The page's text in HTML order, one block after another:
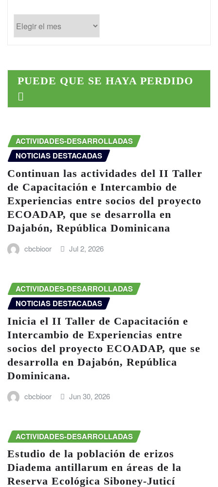
anteriores
PUEDE QUE SE HAYA PERDIDO
ACTIVIDADES-DESARROLLADAS
NOTICIAS DESTACADAS
Continuan las actividades del II Taller
de Capacitación e Intercambio de
Experiencias entre socios del proyecto
ECOADAP, que se desarrolla en
Dajabón, República Dominicana
cbcbioor Jul 2, 2026
ACTIVIDADES-DESARROLLADAS
NOTICIAS DESTACADAS
Inicia el II Taller de Capacitación e
Intercambio de Experiencias entre
socios del proyecto ECOADAP, que se
desarrolla en Dajabón, República
Dominicana.
cbcbioor Jun 30, 2026
ACTIVIDADES-DESARROLLADAS
Estudio de la población de erizos
Diadema antillarum en áreas de la
Reserva Ecológica Siboney-Juticí